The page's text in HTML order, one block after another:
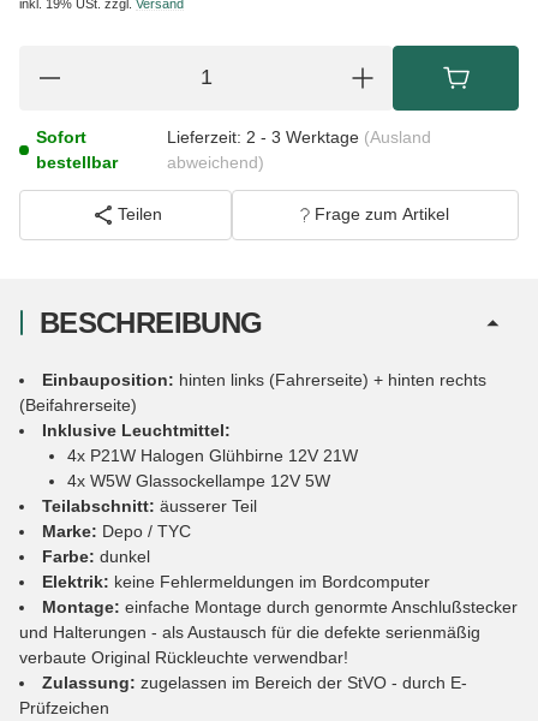
inkl. 19% USt. zzgl. Versand
Sofort
bestellbar
Lieferzeit: 2 - 3 Werktage (Ausland
abweichend)
Teilen Frage zum Artikel
BESCHREIBUNG
Einbauposition: hinten links (Fahrerseite) + hinten rechts
(Beifahrerseite)
Inklusive Leuchtmittel:
4x P21W Halogen Glühbirne 12V 21W
4x W5W Glassockellampe 12V 5W
Teilabschnitt: äusserer Teil
Marke: Depo / TYC
Farbe: dunkel
Elektrik: keine Fehlermeldungen im Bordcomputer
Montage: einfache Montage durch genormte Anschlußstecker
und Halterungen - als Austausch für die defekte serienmäßig
verbaute Original Rückleuchte verwendbar!
Zulassung: zugelassen im Bereich der StVO - durch E-
Prüfzeichen